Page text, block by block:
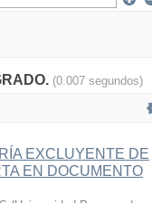
(0.007 segundos)
EXCLUYENTE DE
EN DOCUMENTO